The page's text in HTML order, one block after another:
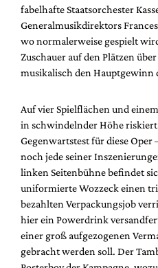
fabelhafte Staatsorchester
Generalmusikdirektors
wo normalerweise gespielt
Zuschauer auf den Plätzen
musikalisch den Hauptgewinn
Auf vier Spielflächen und
in schwindelnder Höhe
Gegenwartstest für diese Oper
noch jede seiner
linken Seitenbühne befindet
uniformierte Wozzeck einen
bezahlten Verpackungsjob
hier ein Powerdrink
einer groß aufgezogenen
gebracht werden soll. Der